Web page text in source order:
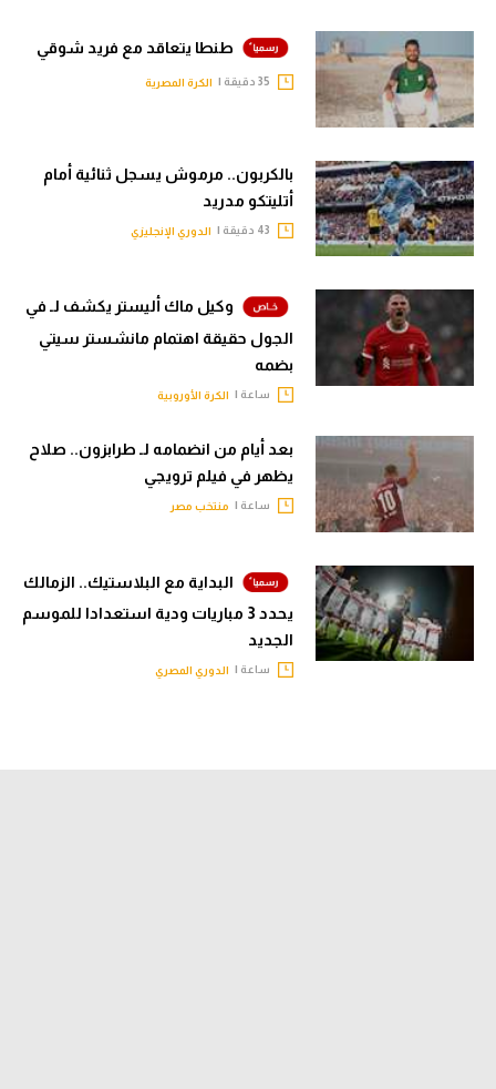
طنطا يتعاقد مع فريد شوقي
الكرة المصرية
بالكربون.. مرموش يسجل ثنائية أمام
أتليتكو مدريد
الدوري الإنجليزي
وكيل ماك أليستر يكشف لـ في
الجول حقيقة اهتمام مانشستر سيتي
بضمه
ساعة | الكرة الأوروبية
بعد أيام من انضمامه لـ طرابزون.. صلاح
يظهر في فيلم ترويجي
ساعة | منتخب مصر
البداية مع البلاستيك.. الزمالك
يحدد 3 مباريات ودية استعدادا للموسم
الجديد
ساعة | الدوري المصري